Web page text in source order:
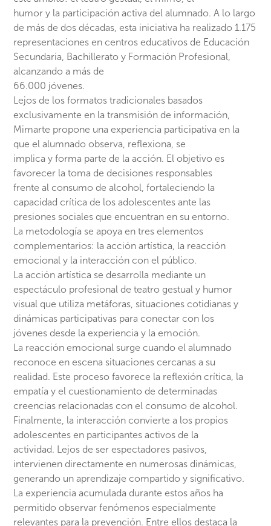
humor y la participación activa del alumnado. A lo largo
de más de dos décadas, esta iniciativa ha realizado 1.175
representaciones en centros educativos de Educación
Secundaria, Bachillerato y Formación Profesional,
alcanzando a más de
66.000 jóvenes.
Lejos de los formatos tradicionales basados
exclusivamente en la transmisión de información,
Mimarte propone una experiencia participativa en la
que el alumnado observa, reflexiona, se
implica y forma parte de la acción. El objetivo es
favorecer la toma de decisiones responsables
frente al consumo de alcohol, fortaleciendo la
capacidad crítica de los adolescentes ante las
presiones sociales que encuentran en su entorno.
La metodología se apoya en tres elementos
complementarios: la acción artística, la reacción
emocional y la interacción con el público.
La acción artística se desarrolla mediante un
espectáculo profesional de teatro gestual y humor
visual que utiliza metáforas, situaciones cotidianas y
dinámicas participativas para conectar con los
jóvenes desde la experiencia y la emoción.
La reacción emocional surge cuando el alumnado
reconoce en escena situaciones cercanas a su
realidad. Este proceso favorece la reflexión crítica, la
empatía y el cuestionamiento de determinadas
creencias relacionadas con el consumo de alcohol.
Finalmente, la interacción convierte a los propios
adolescentes en participantes activos de la
actividad. Lejos de ser espectadores pasivos,
intervienen directamente en numerosas dinámicas,
generando un aprendizaje compartido y significativo.
La experiencia acumulada durante estos años ha
permitido observar fenómenos especialmente
relevantes para la prevención. Entre ellos destaca la